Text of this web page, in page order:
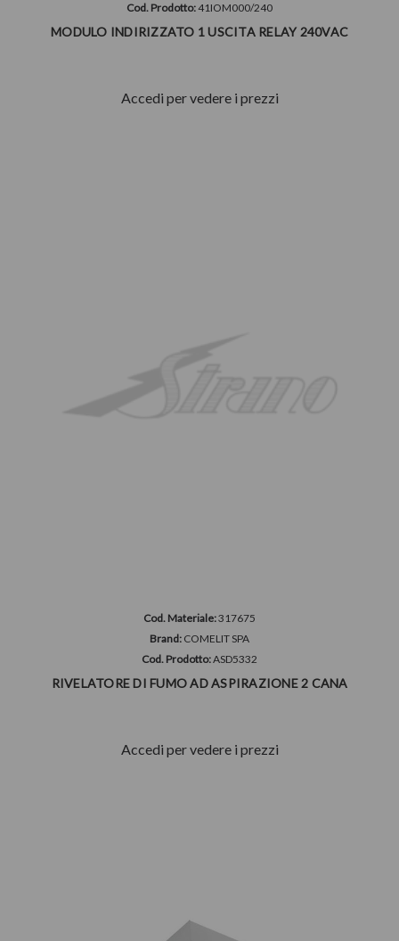
Cod. Prodotto:41IOM000/240
MODULO INDIRIZZATO 1 USCITA RELAY 240VAC
Accedi per vedere i prezzi
Cod. Materiale:317675
Brand: COMELIT SPA
Cod. Prodotto:ASD5332
RIVELATORE DI FUMO AD ASPIRAZIONE 2 CANA
Accedi per vedere i prezzi